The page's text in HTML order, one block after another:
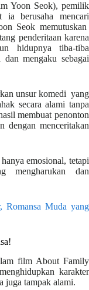
Yoon Seok), pemilik
ia berusaha mencari
Seok memutuskan
penderitaan karena
hidupnya tiba-tiba
mengaku sebagai
unsur komedi yang
secara alami tanpa
membuat penonton
dengan menceritakan
emosional, tetapi
mengharukan dan
Romansa Muda yang
film About Family
karakter
juga tampak alami.